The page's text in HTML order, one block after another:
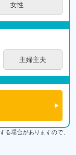
女性
主婦主夫
る場合がありますので、